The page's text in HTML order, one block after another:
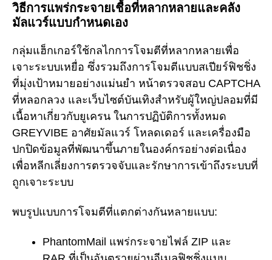
วิธีการแพร่กระจายเชื้อที่หลากหลายและคลัง
มัลแวร์แบบกำหนดเอง
กลุ่มแฮ็กเกอร์ใช้กลไกการโจมตีที่หลากหลายเพื่อ
เจาะระบบเหยื่อ ซึ่งรวมถึงการโจมตีแบบสเปียร์ฟิชชิ่ง
ที่มุ่งเป้าหมายอย่างแม่นยำ หน้าตรวจสอบ CAPTCHA
ที่หลอกลวง และเว็บไซต์บันเทิงสำหรับผู้ใหญ่ปลอมที่มี
เนื้อหาเกี่ยวกับยูเครน ในการปฏิบัติการทั้งหมด
GREYVIBE อาศัยมัลแวร์ โหลดเดอร์ และเครื่องมือ
ปกปิดข้อมูลที่พัฒนาขึ้นภายในองค์กรอย่างต่อเนื่อง
เพื่อหลีกเลี่ยงการตรวจจับและรักษาการเข้าถึงระบบที่
ถูกเจาะระบบ
พบรูปแบบการโจมตีที่แตกต่างกันหลายแบบ:
PhantomMail แพร่กระจายไฟล์ ZIP และ